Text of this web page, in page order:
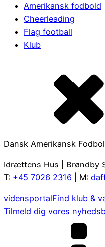
Amerikansk fodbold
Cheerleading
Flag football
Klub
Dansk Amerikansk
Idrættens Hus | Brøndby
T: +45 7026 2316 | M:
vidensportalFind klub &
Tilmeld dig vores